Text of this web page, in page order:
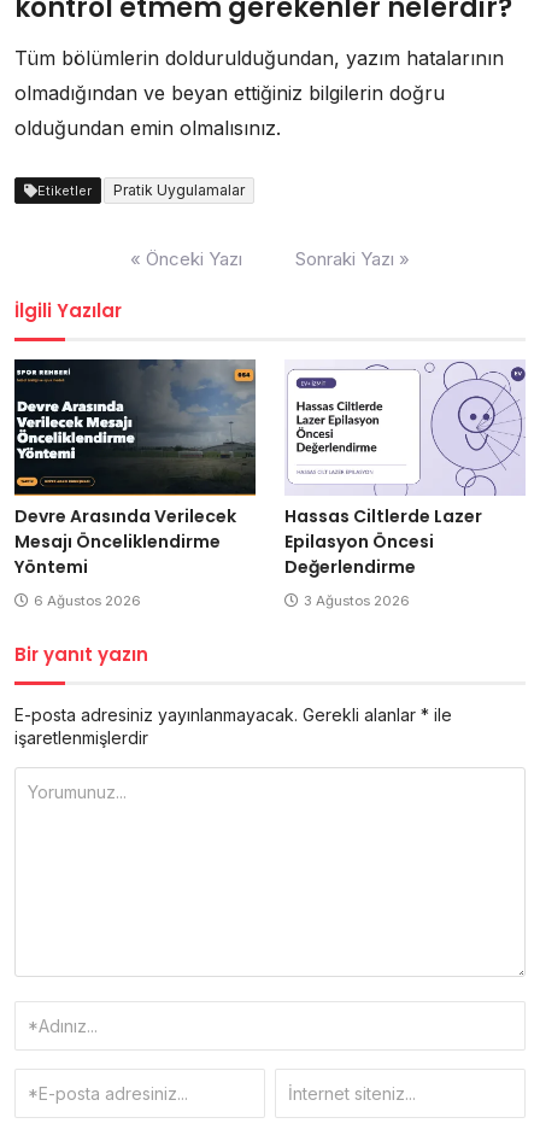
kontrol etmem gerekenler nelerdir?
Tüm bölümlerin doldurulduğundan, yazım hatalarının
olmadığından ve beyan ettiğiniz bilgilerin doğru
olduğundan emin olmalısınız.
Etiketler Pratik Uygulamalar
« Önceki Yazı Sonraki Yazı »
İlgili Yazılar
Devre Arasında Verilecek
Mesajı Önceliklendirme
Yöntemi
6 Ağustos 2026
Hassas Ciltlerde Lazer
Epilasyon Öncesi
Değerlendirme
3 Ağustos 2026
Bir yanıt yazın
E-posta adresiniz yayınlanmayacak. Gerekli alanlar * ile
işaretlenmişlerdir